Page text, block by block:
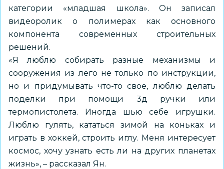
категории «младшая школа». Он записал
видеоролик о полимерах как основного
компонента современных строительных
решений.
«Я люблю собирать разные механизмы и
сооружения из лего не только по инструкции,
но и придумывать что-то свое, люблю делать
поделки при помощи 3д ручки или
термопистолета. Иногда шью себе игрушки.
Люблю гулять, кататься зимой на коньках и
играть в хоккей, строить иглу. Меня интересует
космос, хочу узнать есть ли на других планетах
жизнь», – рассказал Ян.